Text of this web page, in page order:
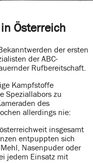
Österreich
der ersten
der ABC-
Rufbereitschaft.
Kampfstoffe
Speziallabors zu
des
allerdings nie:
insgesamt
entpuppten sich
Nasenpuder oder
jedem Einsatz mit